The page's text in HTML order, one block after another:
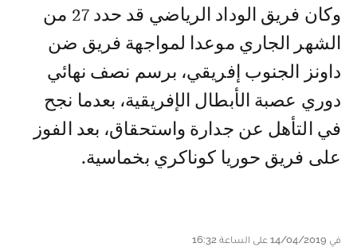
وكان فريق الوداد الرياضي قد حدد 27 من
الشهر الجاري موعدا لمواجهة فريق ضن
داونز الجنوب إفريقي، برسم نصف نهائي
دوري عصبة الأبطال الإفريقية، بعدما نجح
في التأهل عن جدارة واستحقاق، بعد الفوز
على فريق حوريا كوناكري بخماسية.
في 14/04/2019 على الساعة 16:32